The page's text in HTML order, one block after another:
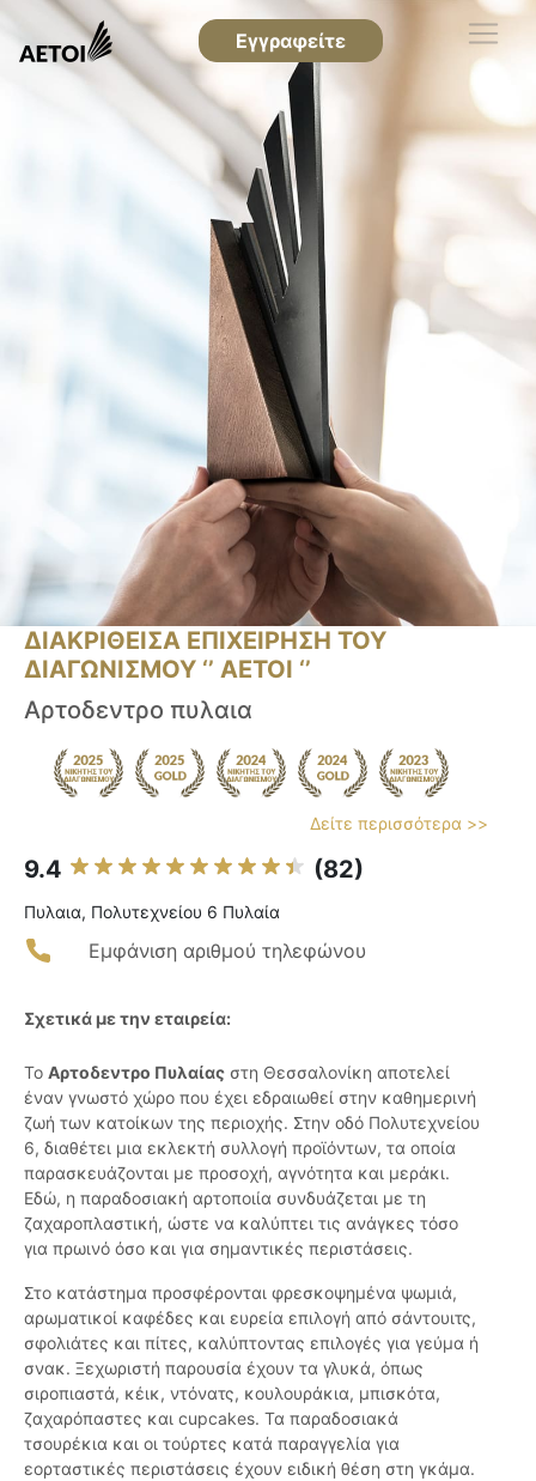
Εγγραφείτε
ΔΙΑΚΡΙΘΕΙΣΑ ΕΠΙΧΕΙΡΗΣΗ ΤΟΥ
ΔΙΑΓΩΝΙΣΜΟΥ ‘’ ΑΕΤΟΙ ‘’
Αρτοδεντρο πυλαια
Δείτε περισσότερα >>
9.4 (82)
Πυλαια, Πολυτεχνείου 6 Πυλαία
Εμφάνιση αριθμού τηλεφώνου
Σχετικά με την εταιρεία:
Το Αρτοδεντρο Πυλαίας στη Θεσσαλονίκη αποτελεί
έναν γνωστό χώρο που έχει εδραιωθεί στην καθημερινή
ζωή των κατοίκων της περιοχής. Στην οδό Πολυτεχνείου
6, διαθέτει μια εκλεκτή συλλογή προϊόντων, τα οποία
παρασκευάζονται με προσοχή, αγνότητα και μεράκι.
Εδώ, η παραδοσιακή αρτοποιία συνδυάζεται με τη
ζαχαροπλαστική, ώστε να καλύπτει τις ανάγκες τόσο
για πρωινό όσο και για σημαντικές περιστάσεις.
Στο κατάστημα προσφέρονται φρεσκοψημένα ψωμιά,
αρωματικοί καφέδες και ευρεία επιλογή από σάντουιτς,
σφολιάτες και πίτες, καλύπτοντας επιλογές για γεύμα ή
σνακ. Ξεχωριστή παρουσία έχουν τα γλυκά, όπως
σιροπιαστά, κέικ, ντόνατς, κουλουράκια, μπισκότα,
ζαχαρόπαστες και cupcakes. Τα παραδοσιακά
τσουρέκια και οι τούρτες κατά παραγγελία για
εορταστικές περιστάσεις έχουν ειδική θέση στη γκάμα.